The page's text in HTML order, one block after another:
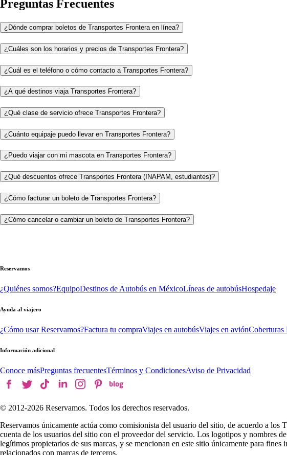
Preguntas Frecuentes
¿Dónde comprar boletos de Transportes Frontera en línea?
¿Cuáles son los horarios y precios de Transportes Frontera?
¿Cuál es el teléfono o cómo contacto a Transportes Frontera?
¿A qué destinos viaja Transportes Frontera?
¿Qué clase de servicio ofrece Transportes Frontera?
¿Cuánto equipaje puedo llevar en Transportes Frontera?
¿Puedo viajar con mi mascota en Transportes Frontera?
¿Qué descuentos ofrece Transportes Frontera (INAPAM, estudiantes)?
¿Cómo facturar un boleto de Transportes Frontera?
¿Cómo cancelar o cambiar un boleto de Transportes Frontera?
Reservamos
¿Quiénes somos?EquipoDestinos de Autobús en MéxicoLíneas de autobúsHospedaje
Ayuda al viajero
¿Cómo usar Reservamos?Factura tu compraViajes en autobúsViajes en aviónCoberturas
Información adicional
Conoce másPreguntas frecuentesTérminos y CondicionesAviso de Privacidad
© 2012-2026 Reservamos. Todos los derechos reservados.
Reservamos únicamente actúa como comisionista del usuario del sitio, de acuerdo a
cuenta de los usuarios del sitio con el proveedor del servicio. Los logotipos y nombres
legítimos propietarios de sus marcas, y se mencionan en este sitio únicamente para
relacionados con marcas de terceros.